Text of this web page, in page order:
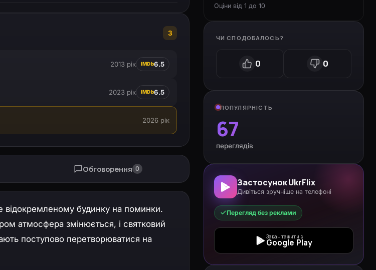
3
2013 рік IMDb6.5
2023 рік IMDb6.5
2026 рік
Обговорення 0
відокремленому будинку на поминки.
атмосфера змінюється, і святковий
поступово перетворюватися на
Оціни від 1 до 10
ЧИ СПОДОБАЛОСЬ?
0 0
ПОПУЛЯРНІСТЬ
67
переглядів
Застосунок UkrFlix
Дивіться зручніше на телефоні
Перегляд без реклами
Завантажити в
Google Play